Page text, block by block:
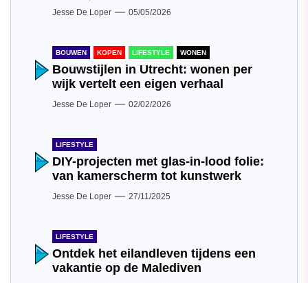
Jesse De Loper 05/05/2026
BOUWEN KOPEN LIFESTYLE WONEN
Bouwstijlen in Utrecht: wonen per
wijk vertelt een eigen verhaal
Jesse De Loper 02/02/2026
LIFESTYLE
DIY-projecten met glas-in-lood folie:
van kamerscherm tot kunstwerk
Jesse De Loper 27/11/2025
LIFESTYLE
Ontdek het eilandleven tijdens een
vakantie op de Malediven